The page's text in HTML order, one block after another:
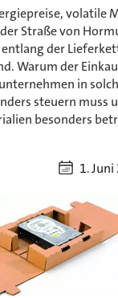
volatile
Straße von
der
Warum der
in
steuern muss
besonders
1.